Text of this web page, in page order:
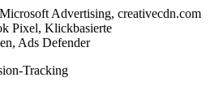
Advertising, creativecdn.com
Pixel, Klickbasierte
Ads Defender
Tracking